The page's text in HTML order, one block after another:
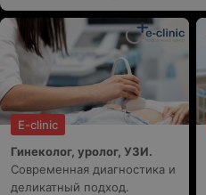
E-clinic
Гинеколог, уролог, УЗИ.
Современная диагностика и
деликатный подход.